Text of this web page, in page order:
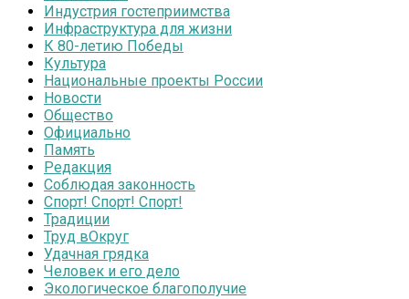
Индустрия гостеприимства
Инфраструктура для жизни
К 80-летию Победы
Культура
Национальные проекты России
Новости
Общество
Официально
Память
Редакция
Соблюдая законность
Спорт! Спорт! Спорт!
Традиции
Труд вОкруг
Удачная грядка
Человек и его дело
Экологическое благополучие